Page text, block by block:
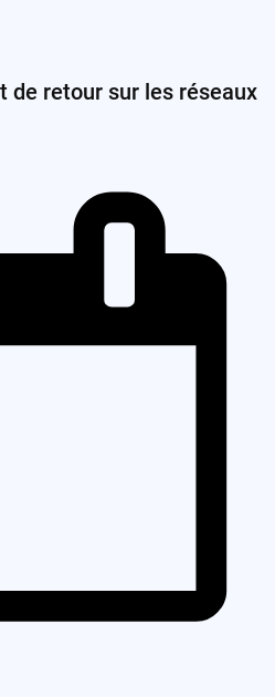
de retour sur les réseaux